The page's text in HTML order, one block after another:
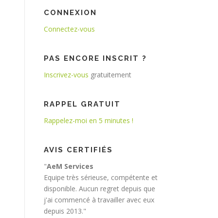
CONNEXION
Connectez-vous
PAS ENCORE INSCRIT ?
Inscrivez-vous gratuitement
RAPPEL GRATUIT
Rappelez-moi en 5 minutes !
AVIS CERTIFIÉS
"AeM Services
Equipe très sérieuse, compétente et
disponible. Aucun regret depuis que
j'ai commencé à travailler avec eux
depuis 2013."